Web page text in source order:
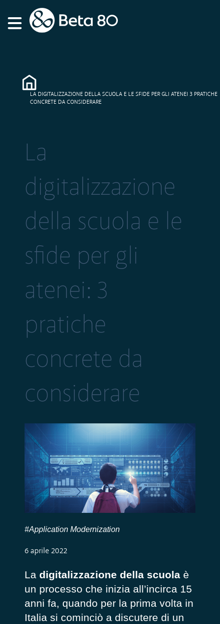
LA DIGITALIZZAZIONE DELLA SCUOLA E LE SFIDE PER GLI ATENEI 3 PRATICHE
CONCRETE DA CONSIDERARE
La
digitalizzazione
della scuola e le
sfide per gli
atenei: 3
pratiche
concrete da
considerare
#Application Modernization
6 aprile 2022
La digitalizzazione della scuolaè
un processo che inizia all’incirca 15
anni fa, quando per la prima volta in
Italia si cominciò a discutere di un